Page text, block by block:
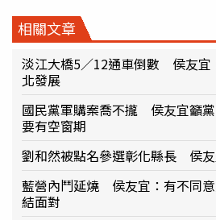
相關文章
淡江大橋5／12通車倒數 侯友宜
北發展
國民黨軍購案喬不攏 侯友宜籲
要有空窗期
劉和然被點名參選彰化縣長 侯
藍營內鬥延燒 侯友宜：有不同
結面對